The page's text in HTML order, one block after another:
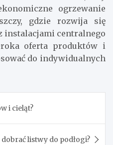
ogrzewanie
gdzie rozwija się
instalacjami centralnego
oferta produktów i
do indywidualnych
i cieląt?
dobrać listwy do podłogi?